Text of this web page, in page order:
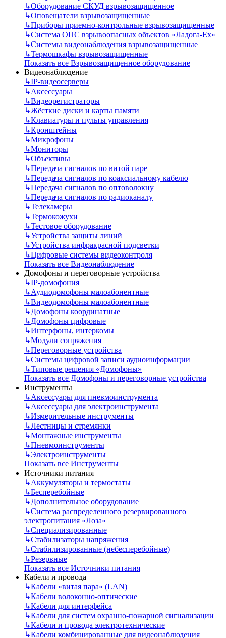
↳Оборудование СКУД взрывозащищенное
↳Оповещатели взрывозащищенные
↳Приборы приемно-контрольные взрывозащищенные
↳Система ОПС взрывоопасных объектов «Ладога-Ex»
↳Системы видеонаблюдения взрывозащищенные
↳Термошкафы взрывозащищенные
Показать все Взрывозащищенное оборудование
Видеонаблюдение
↳IP-видеосерверы
↳Аксессуары
↳Видеорегистраторы
↳Жёсткие диски и карты памяти
↳Клавиатуры и пульты управления
↳Кронштейны
↳Микрофоны
↳Мониторы
↳Объективы
↳Передача сигналов по витой паре
↳Передача сигналов по коаксиальному кабелю
↳Передача сигналов по оптоволокну
↳Передача сигналов по радиоканалу
↳Телекамеры
↳Термокожухи
↳Тестовое оборудование
↳Устройства защиты линий
↳Устройства инфракрасной подсветки
↳Цифровые системы видеоконтроля
Показать все Видеонаблюдение
Домофоны и переговорные устройства
↳IP-домофония
↳Аудиодомофоны малоабонентные
↳Видеодомофоны малоабонентные
↳Домофоны координатные
↳Домофоны цифровые
↳Интерфоны, интеркомы
↳Модули сопряжения
↳Переговорные устройства
↳Системы цифровой записи аудиоинформации
↳Типовые решения «Домофоны»
Показать все Домофоны и переговорные устройства
Инструменты
↳Аксессуары для пневмоинструмента
↳Аксессуары для электроинструмента
↳Измерительные инструменты
↳Лестницы и стремянки
↳Монтажные инструменты
↳Пневмоинструменты
↳Электроинструменты
Показать все Инструменты
Источники питания
↳Аккумуляторы и термостаты
↳Бесперебойные
↳Дополнительное оборудование
↳Система распределенного резервированного
электропитания «Лоза»
↳Специализированные
↳Стабилизаторы напряжения
↳Стабилизированные (небесперебойные)
↳Резервные
Показать все Источники питания
Кабели и провода
↳Кабели «витая пара» (LAN)
↳Кабели волоконно-оптические
↳Кабели для интерфейса
↳Кабели для систем охранно-пожарной сигнализации
↳Кабели и провода электротехнические
↳Кабели комбинированные для видеонаблюдения